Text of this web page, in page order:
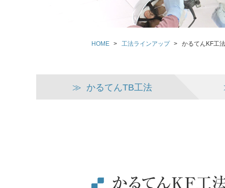
HOME > 工法ラインアップ > かるてんKF工法
≫ かるてんTB工法